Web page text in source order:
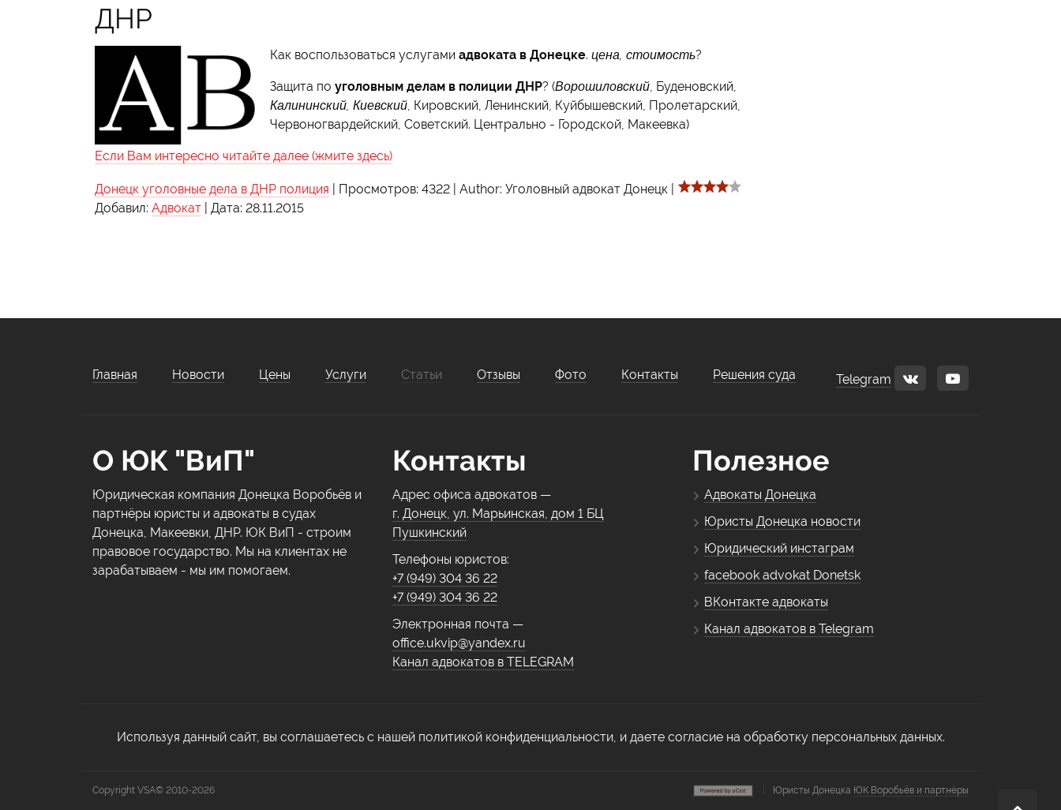
ДНР
Как воспользоваться услугами адвоката в Донецке. цена, стоимость?
Защита по уголовным делам в полиции ДНР? (Ворошиловский, Буденовский,
Калининский, Киевский, Кировский, Ленинский, Куйбышевский, Пролетарский,
Червоногвардейский, Советский. Центрально - Городской, Макеевка)
Если Вам интересно читайте далее (жмите здесь)
Донецк уголовные дела в ДНР полиция Просмотров: 4322 Author: Уголовный адвокат Донецк
Добавил: Адвокат Дата: 28.11.2015
Главная Новости Цены Услуги Статьи Отзывы Фото Контакты Решения суда Telegram
О ЮК "ВиП"
Юридическая компания Донецка Воробьёв и
партнёры юристы и адвокаты в судах
Донецка, Макеевки, ДНР. ЮК ВиП - строим
правовое государство. Мы на клиентах не
зарабатываем - мы им помогаем.
Контакты
Адрес офиса адвокатов —
г. Донецк, ул. Марьинская, дом 1 БЦ
Пушкинский
Телефоны юристов:
+7 (949) 304 36 22
+7 (949) 304 36 22
Электронная почта —
office.ukvip@yandex.ru
Канал адвокатов в TELEGRAM
Полезное
Адвокаты Донецка
Юристы Донецка новости
Юридический инстаграм
facebook advokat Donetsk
ВКонтакте адвокаты
Канал адвокатов в Telegram
Используя данный сайт, вы соглашаетесь с нашей политикой конфиденциальности, и даете согласие на обработку персональных данных.
Copyright VSA© 2010-2026 Юристы Донецка ЮК Воробьёв и партнёры